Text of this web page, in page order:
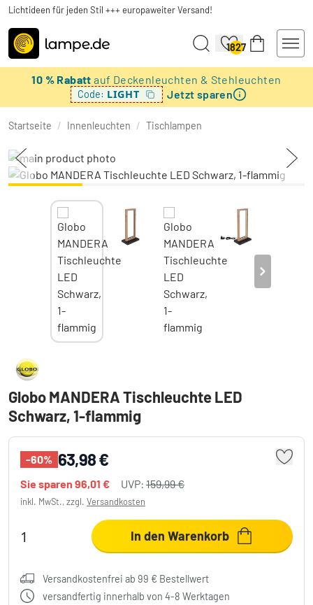
Lichtideen für jeden Stil +++ europaweiter Versand!
1827
10 % Rabattauf Deckenleuchten & Stehleuchten
Code: LIGHT Jetzt sparen
Startseite / Innenleuchten / Tischlampen
Globo MANDERA Tischleuchte LED
Schwarz, 1-flammig
-60% 63,98 €
Sie sparen 96,01 € UVP: 159,99 €
inkl. MwSt., zzgl. Versandkosten
In den Warenkorb
Versandkostenfrei ab 99 € Bestellwert
versandfertig innerhalb von 4-8 Werktagen